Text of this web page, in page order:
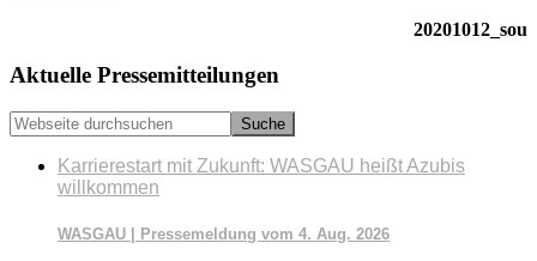
20201012_sou
Seitenspalte
Aktuelle Pressemitteilungen
Webseite
durchsuchen
Karrierestart mit Zukunft: WASGAU heißt Azubis
willkommen
WASGAU | Pressemeldung vom 4. Aug. 2026